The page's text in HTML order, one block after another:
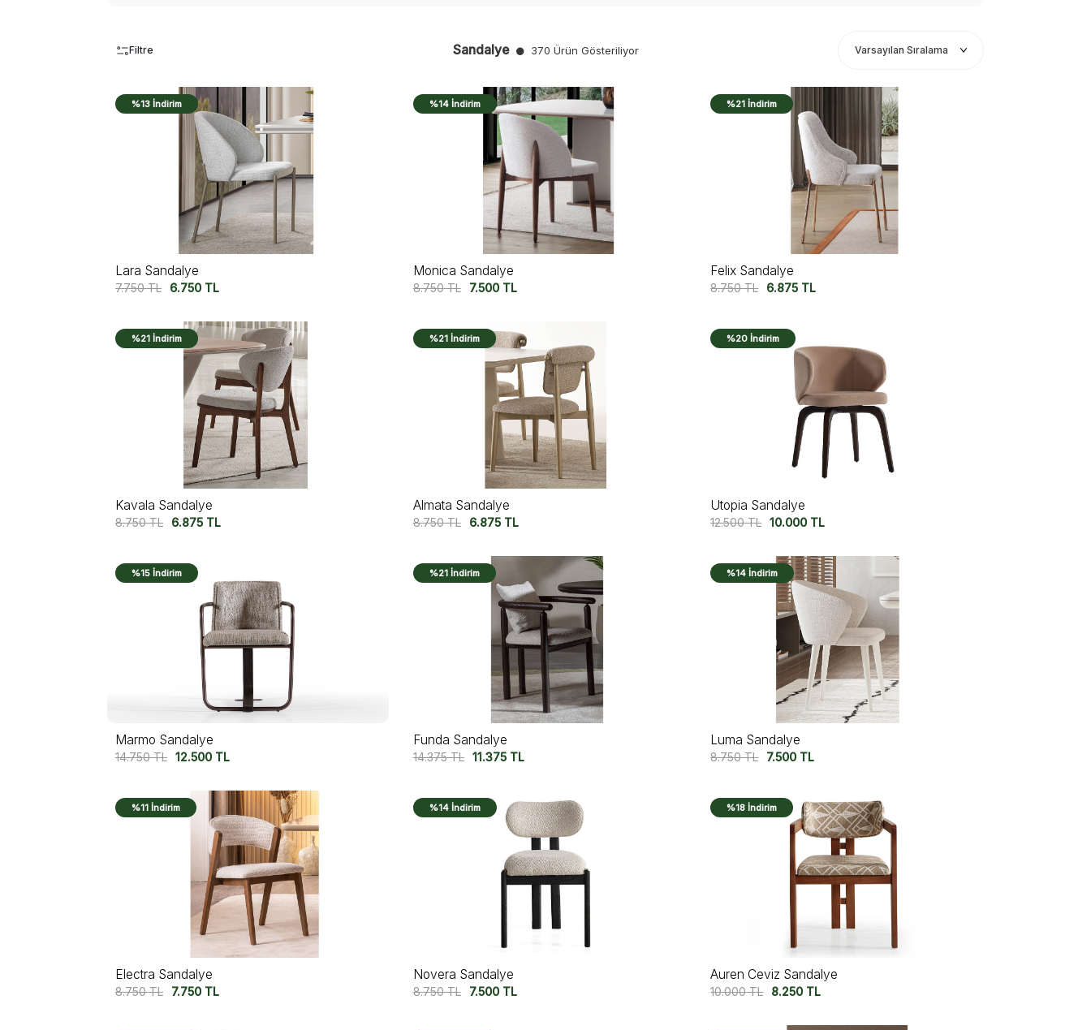
Sandalye 370 Ürün Gösteriliyor
Filtre
%13 İndirim
Lara Sandalye
7.750TL 6.750 TL
%14 İndirim
Monica Sandalye
8.750TL 7.500TL
%21 İndirim
Felix Sandalye
8.750TL 6.875 TL
%21 İndirim
Kavala Sandalye
8.750TL 6.875 TL
%21 İndirim
Almata Sandalye
8.750TL 6.875TL
%20 İndirim
Utopia Sandalye
12.500TL 10.000 TL
%15 İndirim
Marmo Sandalye
14.750TL 12.500 TL
%21 İndirim
Funda Sandalye
14.375TL 11.375TL
%14 İndirim
Luma Sandalye
8.750TL 7.500 TL
%11 İndirim
Electra Sandalye
8.750TL 7.750 TL
%14 İndirim
Novera Sandalye
8.750TL 7.500TL
%18 İndirim
Auren Ceviz Sandalye
10.000TL 8.250 TL